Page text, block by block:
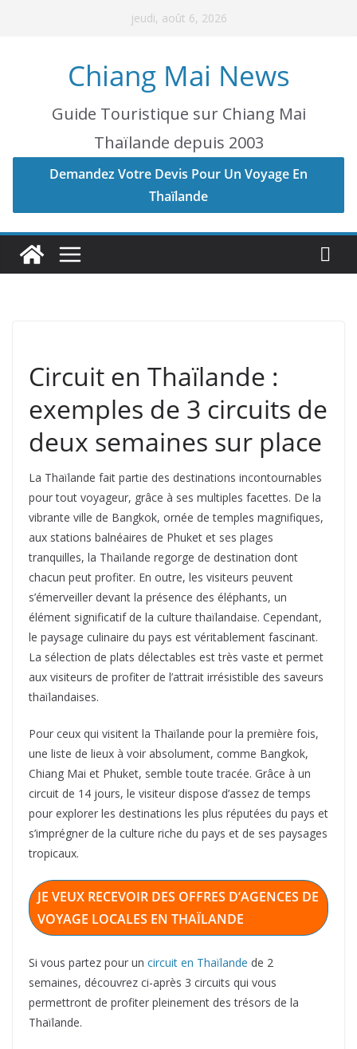
jeudi, août 6, 2026
Chiang Mai News
Guide Touristique sur Chiang Mai
Thaïlande depuis 2003
Demandez Votre Devis Pour Un Voyage En
Thaïlande
Circuit en Thaïlande :
exemples de 3 circuits de
deux semaines sur place
La Thaïlande fait partie des destinations incontournables
pour tout voyageur, grâce à ses multiples facettes. De la
vibrante ville de Bangkok, ornée de temples magnifiques,
aux stations balnéaires de Phuket et ses plages
tranquilles, la Thaïlande regorge de destination dont
chacun peut profiter. En outre, les visiteurs peuvent
s’émerveiller devant la présence des éléphants, un
élément significatif de la culture thaïlandaise. Cependant,
le paysage culinaire du pays est véritablement fascinant.
La sélection de plats délectables est très vaste et permet
aux visiteurs de profiter de l’attrait irrésistible des saveurs
thaïlandaises.
Pour ceux qui visitent la Thaïlande pour la première fois,
une liste de lieux à voir absolument, comme Bangkok,
Chiang Mai et Phuket, semble toute tracée. Grâce à un
circuit de 14 jours, le visiteur dispose d’assez de temps
pour explorer les destinations les plus réputées du pays et
s’imprégner de la culture riche du pays et de ses paysages
tropicaux.
JE VEUX RECEVOIR DES OFFRES D’AGENCES DE
VOYAGE LOCALES EN THAÏLANDE
Si vous partez pour un circuit en Thaïlande de 2
semaines, découvrez ci-après 3 circuits qui vous
permettront de profiter pleinement des trésors de la
Thaïlande.